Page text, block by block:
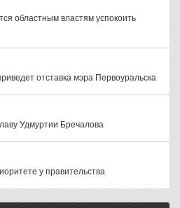
областным властям успокоить
отставка мэра Первоуральска
Удмуртии Бречалова
у правительства